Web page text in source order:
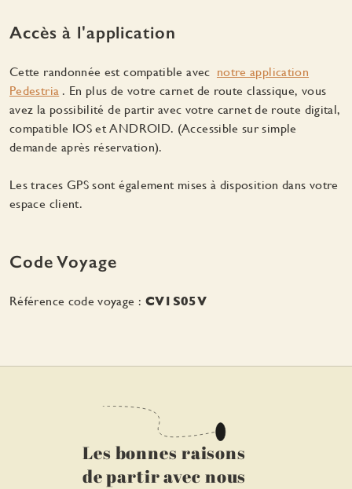
Accès à l'application
Cette randonnée est compatible avec notre application
Pedestria . En plus de votre carnet de route classique, vous
avez la possibilité de partir avec votre carnet de route digital,
compatible IOS et ANDROID. (Accessible sur simple
demande après réservation).
Les traces GPS sont également mises à disposition dans votre
espace client.
Code Voyage
Référence code voyage : CV1S05V
Les bonnes raisons
de partir avec nous